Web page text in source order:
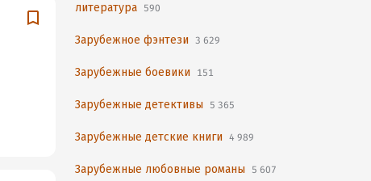
литература
590
Зарубежное фэнтези 3 629
Зарубежные боевики 151
Зарубежные детективы 5 365
Зарубежные детские книги 4 989
Зарубежные любовные романы 5 607